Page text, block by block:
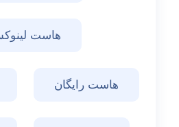
هاست
هاست رایگان